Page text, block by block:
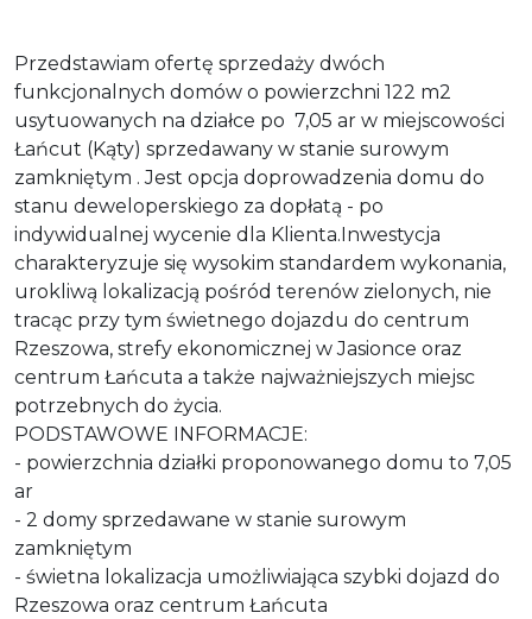
Przedstawiam ofertę sprzedaży dwóch
funkcjonalnych domów o powierzchni 122 m2
usytuowanych na działce po 7,05 ar w miejscowości
Łańcut (Kąty) sprzedawany w stanie surowym
zamkniętym . Jest opcja doprowadzenia domu do
stanu deweloperskiego za dopłatą - po
indywidualnej wycenie dla Klienta.Inwestycja
charakteryzuje się wysokim standardem wykonania,
urokliwą lokalizacją pośród terenów zielonych, nie
tracąc przy tym świetnego dojazdu do centrum
Rzeszowa, strefy ekonomicznej w Jasionce oraz
centrum Łańcuta a także najważniejszych miejsc
potrzebnych do życia.
PODSTAWOWE INFORMACJE:
- powierzchnia działki proponowanego domu to 7,05
ar
- 2 domy sprzedawane w stanie surowym
zamkniętym
- świetna lokalizacja umożliwiająca szybki dojazd do
Rzeszowa oraz centrum Łańcuta